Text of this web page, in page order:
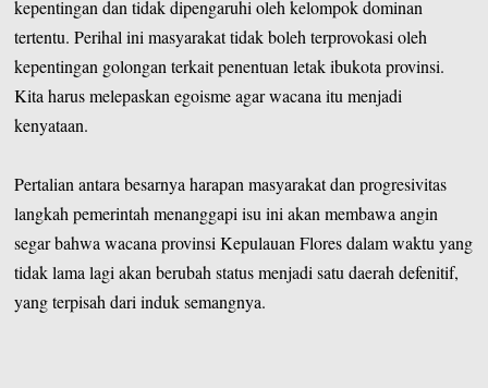
kepentingan dan tidak dipengaruhi oleh kelompok dominan
tertentu. Perihal ini masyarakat tidak boleh terprovokasi oleh
kepentingan golongan terkait penentuan letak ibukota provinsi.
Kita harus melepaskan egoisme agar wacana itu menjadi
kenyataan.
Pertalian antara besarnya harapan masyarakat dan progresivitas
langkah pemerintah menanggapi isu ini akan membawa angin
segar bahwa wacana provinsi Kepulauan Flores dalam waktu yang
tidak lama lagi akan berubah status menjadi satu daerah defenitif,
yang terpisah dari induk semangnya.